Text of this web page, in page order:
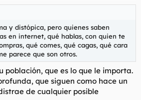
i
y distópica, pero quienes saben
en internet, qué hablas, con quien te
qué comes, qué cagas, qué cara
parece que son otros.
población, que es lo que le importa.
que siguen como hace un
de cualquier posible